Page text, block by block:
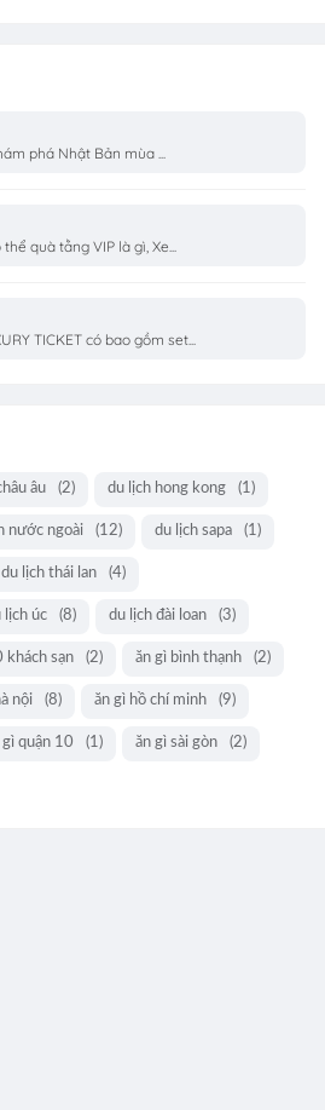
phá Nhật Bản mùa ...
quà tằng VIP là gì, Xe...
TICKET có bao gồm set...
âu (2) du lịch hong kong (1)
nước ngoài (12) du lịch sapa (1)
du lịch thái lan (4)
lịch úc (8) du lịch đài loan (3)
khách sạn (2) ăn gì bình thạnh (2)
nội (8) ăn gì hồ chí minh (9)
gì quận 10 (1) ăn gì sài gòn (2)